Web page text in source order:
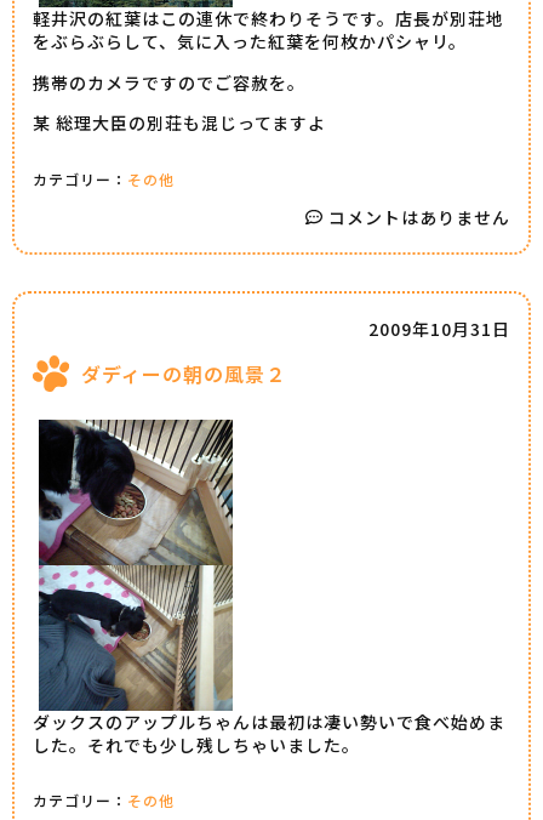
軽井沢の紅葉はこの連休で終わりそうです。店長が別荘地
をぶらぶらして、気に入った紅葉を何枚かパシャリ。
携帯のカメラですのでご容赦を。
某 総理大臣の別荘も混じってますよ
カテゴリー： その他
コメントはありません
ダディーの朝の風景２
2009年10月31日
ダックスのアップルちゃんは最初は凄い勢いで食べ始めま
した。それでも少し残しちゃいました。
カテゴリー： その他